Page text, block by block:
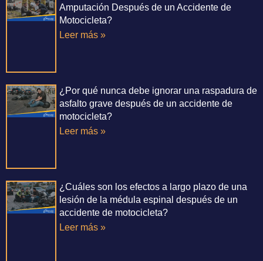
Amputación Después de un Accidente de
Motocicleta?
Leer más »
¿Por qué nunca debe ignorar una raspadura de
asfalto grave después de un accidente de
motocicleta?
Leer más »
¿Cuáles son los efectos a largo plazo de una
lesión de la médula espinal después de un
accidente de motocicleta?
Leer más »